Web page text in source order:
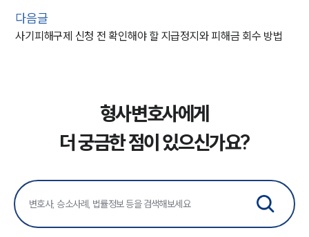
다음글
사기피해구제 신청 전 확인해야 할 지급정지와 피해금 회수 방법
형사변호사에게
더 궁금한 점이 있으신가요?